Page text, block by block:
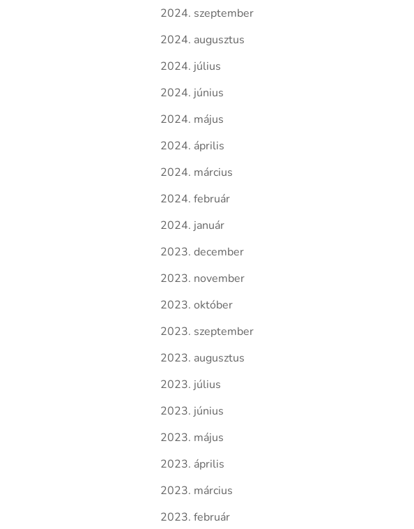
2024. szeptember
2024. augusztus
2024. július
2024. június
2024. május
2024. április
2024. március
2024. február
2024. január
2023. december
2023. november
2023. október
2023. szeptember
2023. augusztus
2023. július
2023. június
2023. május
2023. április
2023. március
2023. február